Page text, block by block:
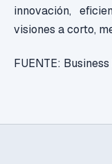
innovación,
visiones a corto,
FUENTE: